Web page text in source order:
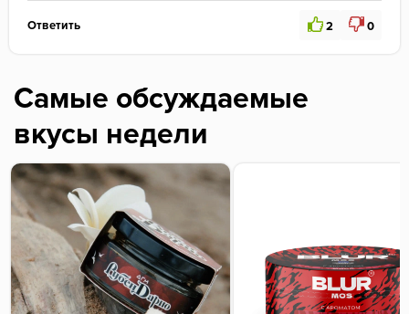
Ответить 2 0
Самые обсуждаемые
вкусы недели